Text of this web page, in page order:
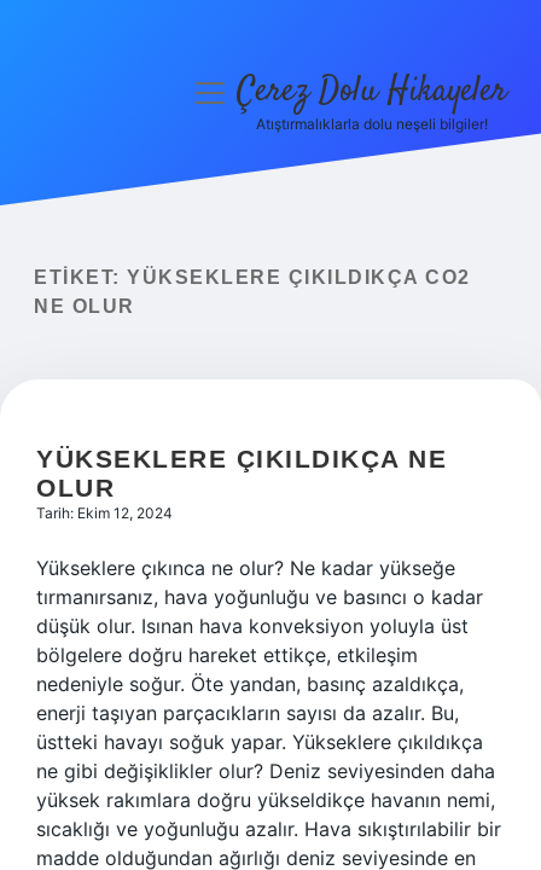
Yasal Uyarı
menüyüÇerez Dolu Hikayeler
Atıştırmalıklarla dolu neşeli bilgiler!
ETIKET: YÜKSEKLERE ÇIKILDIKÇA CO2
NE OLUR
YÜKSEKLERE ÇIKILDIKÇA NE
OLUR
Tarih: Ekim 12, 2024
Yükseklere çıkınca ne olur? Ne kadar yükseğe
tırmanırsanız, hava yoğunluğu ve basıncı o kadar
düşük olur. Isınan hava konveksiyon yoluyla üst
bölgelere doğru hareket ettikçe, etkileşim
nedeniyle soğur. Öte yandan, basınç azaldıkça,
enerji taşıyan parçacıkların sayısı da azalır. Bu,
üstteki havayı soğuk yapar. Yükseklere çıkıldıkça
ne gibi değişiklikler olur? Deniz seviyesinden daha
yüksek rakımlara doğru yükseldikçe havanın nemi,
sıcaklığı ve yoğunluğu azalır. Hava sıkıştırılabilir bir
madde olduğundan ağırlığı deniz seviyesinde en